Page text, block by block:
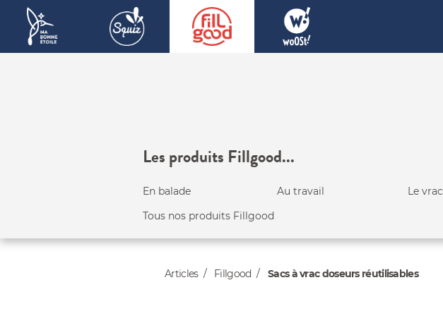
Les produits Fillgood...
En balade Au travail Le vrac
Tous nos produits Fillgood
Articles Fillgood Sacs à vrac doseurs réutilisables